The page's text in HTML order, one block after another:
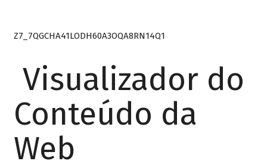
Z7_7QGCHA41LODH60A3OQA8RN14Q1
Visualizador do
Conteúdo da
Web